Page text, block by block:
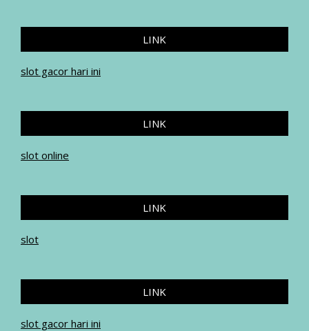
LINK
slot gacor hari ini
LINK
slot online
LINK
slot
LINK
slot gacor hari ini